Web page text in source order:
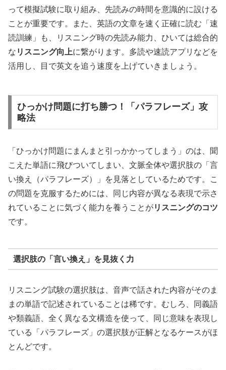
って模擬試験に取り組み、先読みの時間を意識的に設ける
ことが重要です。また、英語の文章を速く正確に読む「速
読訓練」も、リスニング時の先読み能力、ひいては総合的
な リスニング向上に繋がります。多読や速読アプリなどを
活用し、目で英文を追う速度を上げていきましょう。
ひっかけ問題に打ち勝つ！「パラフレーズ」攻
略法
「ひっかけ問題にまんまと引っかかってしまう」のは、聞
こえた単語に飛びついてしまい、文脈全体や選択肢の「言
い換え（パラフレーズ）」を見落としているためです。こ
の問題を克服するためには、同じ内容が異なる表現で示さ
れていることに気づく能力を養うことがリスニングのコツ
です。
選択肢の「言い換え」を見抜く力
リスニング試験の選択肢は、音声で話された内容がそのま
まの単語で記述されていることは稀です。むしろ、同義語
や類義語、全く異なる文構造を使って、同じ意味を表現し
ている「パラフレーズ」の選択肢が正解となるケースがほ
とんどです。